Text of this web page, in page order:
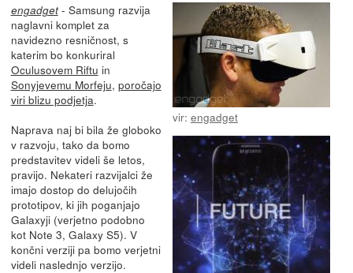
vir: engadget
engadget- Samsung razvija
naglavni komplet za
navidezno resničnost, s
katerim bo konkuriral
Oculusovem Riftu in
Sonyjevemu Morfeju, poročajo
viri blizu podjetja.
Naprava naj bi bila že globoko
v razvoju, tako da bomo
predstavitev videli še letos,
pravijo. Nekateri razvijalci že
imajo dostop do delujočih
prototipov, ki jih poganjajo
Galaxyji (verjetno podobno
kot Note 3, Galaxy S5). V
končni verziji pa bomo verjetni
videli naslednjo verzijo.